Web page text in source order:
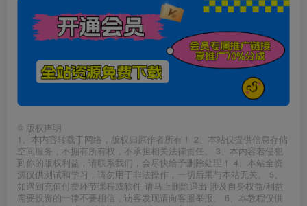
© 版权声明
1、本内容转载于网络，版权归原作者所有！ 2、本站仅提供信息存储
空间服务，不拥有所有权，不承担相关法律责任。 3、本内容若侵犯
到你的版权利益，请联系我们，会尽快给予删除处理！ 4、本站全资
源仅供测试和学习，请勿用于非法操作，一切后果与本站无关。 5、
如遇到充值付费环节课程或软件 请马上删除退出 涉及自身权益/利益
需要投资的一律不要相信，访客发现请向客服举报。 6、本教程仅供